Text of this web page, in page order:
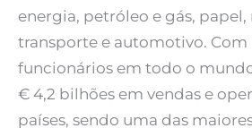
energia, petróleo e gás,
transporte e automotivo. Com
funcionários em todo o
€ 4,2 bilhões em vendas e
países, sendo uma das